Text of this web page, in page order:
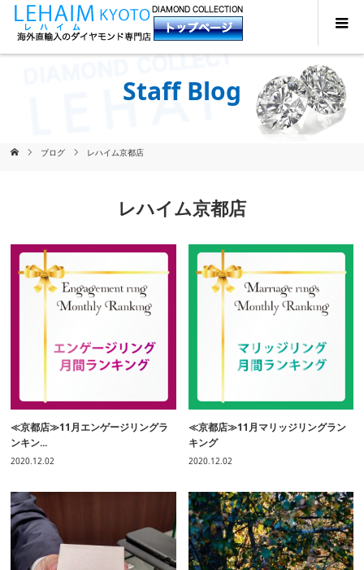
Staff Blog
ブログ レハイム京都店
レハイム京都店
≪京都店≫11月エンゲージリングラ
ンキン...
2020.12.02
≪京都店≫11月マリッジリングラン
キング
2020.12.02